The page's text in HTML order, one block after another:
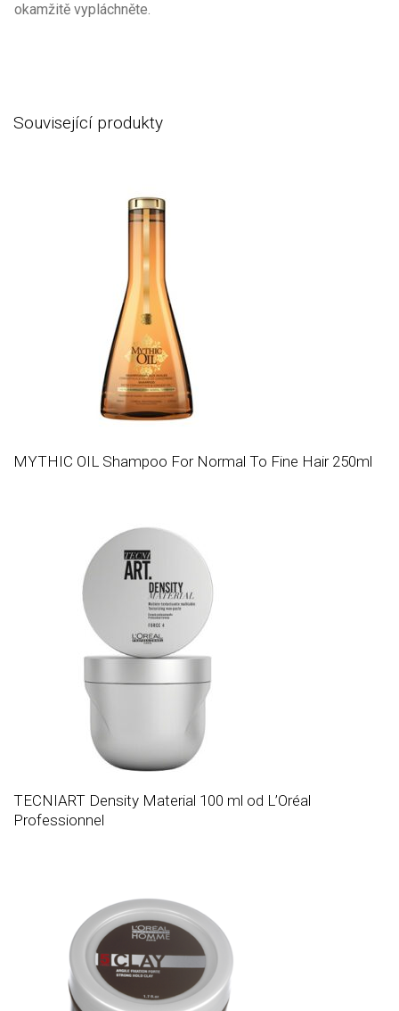
okamžitě vypláchněte.
Související produkty
MYTHIC OIL Shampoo For Normal To Fine Hair 250ml
TECNIART Density Material 100 ml od L’Oréal
Professionnel